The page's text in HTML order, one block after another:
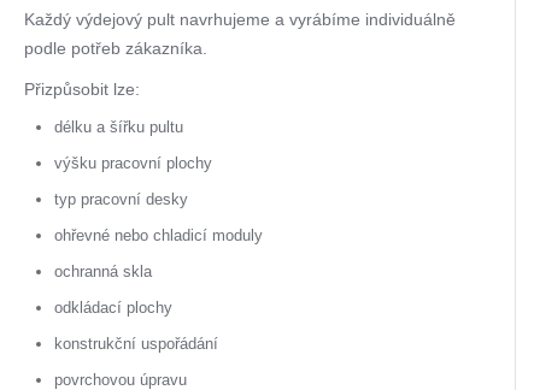
Každý výdejový pult navrhujeme a vyrábíme individuálně
podle potřeb zákazníka.
Přizpůsobit lze:
délku a šířku pultu
výšku pracovní plochy
typ pracovní desky
ohřevné nebo chladicí moduly
ochranná skla
odkládací plochy
konstrukční uspořádání
povrchovou úpravu